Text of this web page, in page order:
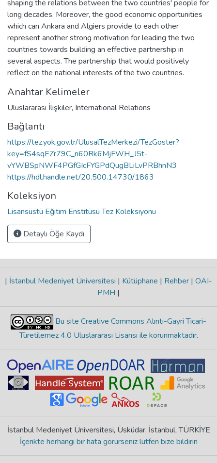
shaping the relations between the two countries' people for
long decades. Moreover, the good economic opportunities
which can Ankara and Algiers provide to each other
represent another strong motivation for leading the two
countries towards building an effective partnership in
several aspects. The partnership that would positively
reflect on the national interests of the two countries.
Anahtar Kelimeler
Uluslararası İlişkiler, International Relations
Bağlantı
https://tez.yok.gov.tr/UlusalTezMerkezi/TezGoster?
key=fS4sqEZr79C_n60Rk6MjFWH_J5t-
vYWBSpNWF4PGfGIcFYGPdQugBLiLvPRBhnN3
https://hdl.handle.net/20.500.14730/1863
Koleksiyon
Lisansüstü Eğitim Enstitüsü Tez Koleksiyonu
Detaylı Öğe Kaydı
| İstanbul Medeniyet Üniversitesi | Kütüphane | Rehber | OAI-
PMH |
Bu site Creative Commons Alıntı-Gayri Ticari-
Türetilemez 4.0 Uluslararası Lisansı ile korunmaktadır.
İstanbul Medeniyet Üniversitesi, Üsküdar, İstanbul, TÜRKİYE
İçerikte herhangi bir hata görürseniz lütfen bize bildirin